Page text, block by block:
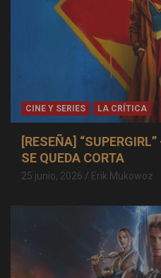
CINE Y SERIES LA CRÍTICA
[RESEÑA]
SE QUEDA CORTA
25 junio, 2026 Erik Mukowoz